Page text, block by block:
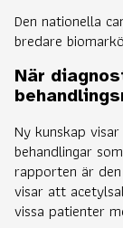
Den nationella
bredare
När
Ny kunskap
behandlingar
rapporten är
visar att
vissa patienter